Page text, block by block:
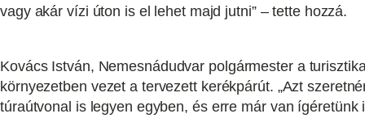
vagy akár vízi úton is el lehet majd jutni” – tette hozzá.
Kovács István, Nemesnádudvar polgármester a
környezetben vezet a tervezett kerékpárút. „Azt
túraútvonal is legyen egyben, és erre már van